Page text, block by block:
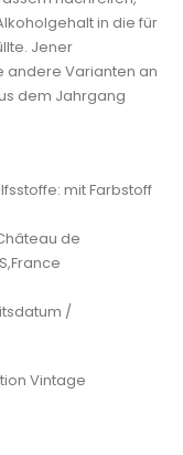
in die für
Jener
andere Varianten an
dem Jahrgang
mit Farbstoff
de
/